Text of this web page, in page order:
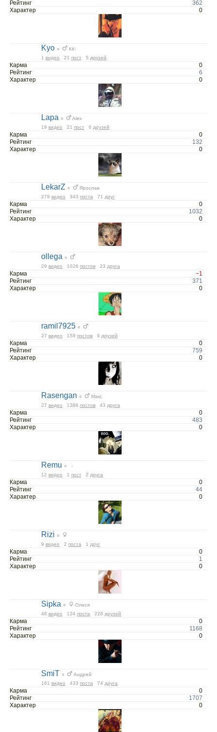
Рейтинг
362
Характер
0
Kyo ○
Кё:
1 видео 21 пост 5 друзей
Карма
0
Рейтинг
6
Характер
0
Lapa ○
Alex
19 видео 21 пост 6 друзей
Карма
0
Рейтинг
132
Характер
0
LekarZ ○
Ярослав
279 видео 343 поста 71 друг
Карма
0
Рейтинг
1032
Характер
0
ollega ○
29 видео 1026 постов 23 друга
Карма
−1
Рейтинг
371
Характер
0
ramil7925 ○
27 видео 158 постов 9 друзей
Карма
0
Рейтинг
759
Характер
0
Rasengan ○
Макс
27 видео 1386 постов 43 друга
Карма
0
Рейтинг
483
Характер
0
Remu ○ -
12 видео 1 пост 2 друга
Карма
0
Рейтинг
44
Характер
0
Rizi ○
9 видео 2 поста 1 друг
Карма
0
Рейтинг
1
Характер
0
Sipka ○
Олеся
48 видео 124 поста 228 друзей
Карма
0
Рейтинг
1168
Характер
0
SmiT ○
Андрей
161 видео 433 поста 74 друга
Карма
0
Рейтинг
1707
Характер
0